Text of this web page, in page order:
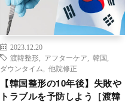
2023.12.20
渡韓整形
アフターケア 韓国
ダウンタイム
他院修正
【韓国整形の10年後】失敗や
トラブルを予防しよう［渡韓